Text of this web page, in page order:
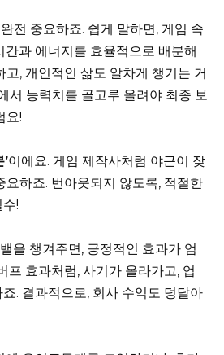
전 중요하죠. 쉽게 말하면, 게임 속
간과 에너지를 효율적으로 배분해
고, 개인적인 삶도 알차게 챙기는 거
서 능력치를 골고루 올려야 최종 보
요!
이에요. 게임 제작사처럼 야근이 잦
요하죠. 번아웃되지 않도록, 적절한
!
을 챙겨주면, 긍정적인 효과가 엄
프 효과처럼, 사기가 올라가고, 업
. 결과적으로, 회사 수익도 덩달아